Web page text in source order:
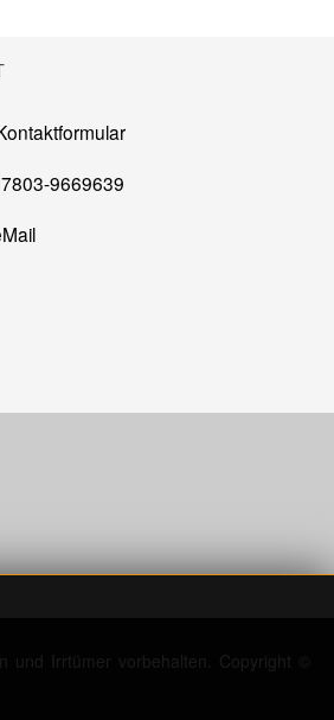
9669639
Irrtümer vorbehalten. Copyright ©